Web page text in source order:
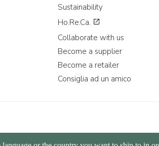
Sustainability
Ho.Re.Ca.
Collaborate with us
Become a supplier
Become a retailer
Consiglia ad un amico